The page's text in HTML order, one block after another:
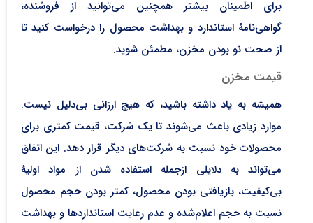
برای اطمینان بیشتر همچنین می‌توانید از فروشنده،
گواهی‌نامۀ استاندارد و بهداشت محصول را درخواست کنید تا
از صحت نو بودن مخزن، مطمئن شوید.
قیمت مخزن
همیشه به یاد داشته باشید، که هیچ ارزانی بی‌دلیل نیست.
موارد زیادی باعث می‌شوند تا یک شرکت، قیمت کمتری برای
محصولات خود نسبت به شرکت‌های دیگر قرار دهد. این اتفاق
می‌تواند به دلایلی ازجمله استفاده شدن از مواد اولیۀ
بی‌کیفیت، بازیافتی بودن محصول، کمتر بودن حجم محصول
نسبت به حجم اعلام‌شده و عدم رعایت استانداردها و بهداشت